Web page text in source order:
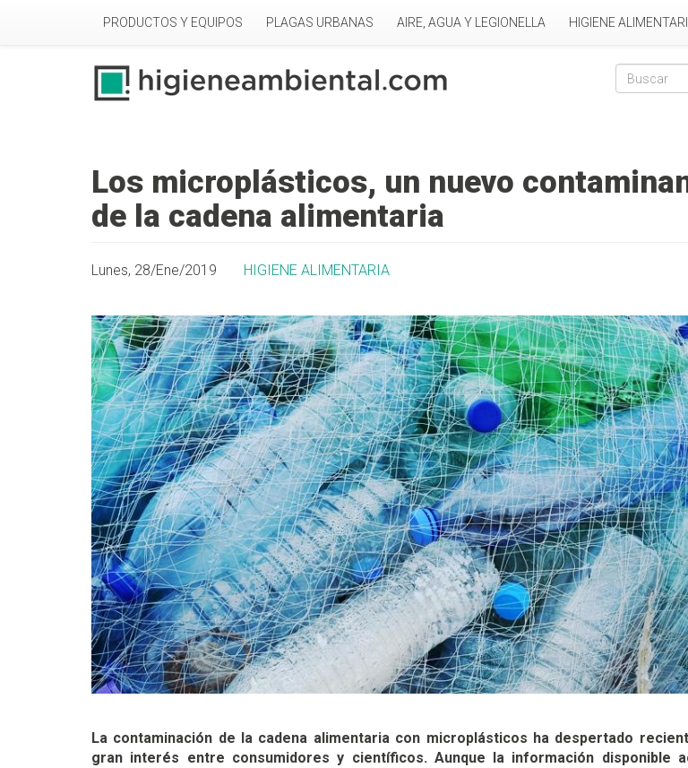
PRODUCTOS Y EQUIPOS PLAGAS URBANAS AIRE, AGUA Y LEGIONELLA HIGIENE
Los microplásticos, un nuevo
de la cadena alimentaria
Lunes, 28/Ene/2019 HIGIENE ALIMENTARIA
La contaminación de la cadena alimentaria con microplásticos ha despertado
gran interés entre consumidores y científicos. Aunque la información disponible